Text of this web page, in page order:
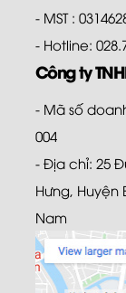
- MST :
- Hotline:
Công ty
- Mã số
004
- Địa chỉ: 25
Hưng, Huyện
Nam